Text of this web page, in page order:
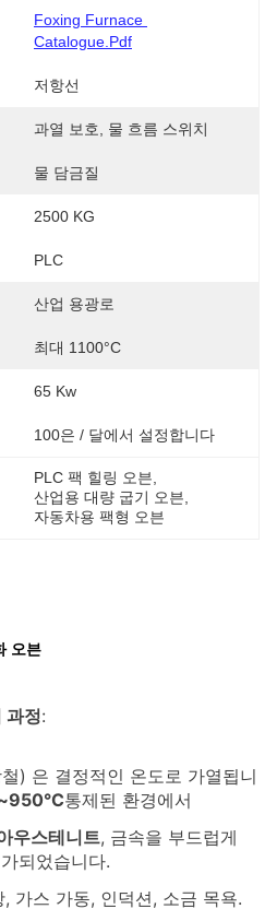
Foxing Furnace
Catalogue.pdf
저항선
과열 보호, 물 흐름 스위치
물 담금질
2500 KG
PLC
산업 용광로
최대 1100°C
65 Kw
100은 / 달에서 설정합니다
PLC 팩 힐링 오븐
산업용 대량 굽기 오븐
자동차용 팩형 오븐
오븐
과정:
) 은 결정적인 온도로 가열됩니
통제된 환경에서
우스테니트, 금속을 부드럽게
되었습니다.
가스 가동, 인덕션, 소금 목욕.